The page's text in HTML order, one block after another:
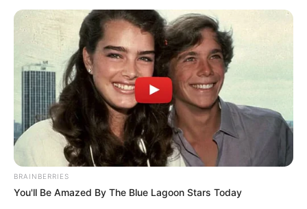
BRAINBERRIES
You'll Be Amazed By The Blue Lagoon Stars Today